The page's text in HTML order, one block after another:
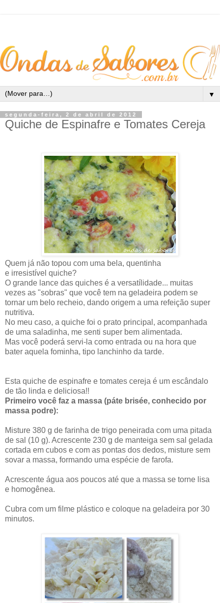
▼
segunda-feira, 2 de abril de 2012
Quiche de Espinafre e Tomates Cereja
Quem já não topou com uma bela, quentinha
e irresistível quiche?
O grande lance das quiches é a versatílidade... muitas
vezes as "sobras" que você tem na geladeira podem se
tornar um belo recheio, dando origem a uma refeição super
nutritiva.
No meu caso, a quiche foi o prato principal, acompanhada
de uma saladinha, me senti super bem alimentada.
Mas você poderá servi-la como entrada ou na hora que
bater aquela fominha, tipo lanchinho da tarde.
Esta quiche de espinafre e tomates cereja é um escândalo
de tão linda e deliciosa!!
Primeiro você faz a massa (páte brisée, conhecido por
massa podre):
Misture 380 g de farinha de trigo peneirada com uma pitada
de sal (10 g). Acrescente 230 g de manteiga sem sal gelada
cortada em cubos e com as pontas dos dedos, misture sem
sovar a massa, formando uma espécie de farofa.
Acrescente água aos poucos até que a massa se torne lisa
e homogênea.
Cubra com um filme plástico e coloque na geladeira por 30
minutos.